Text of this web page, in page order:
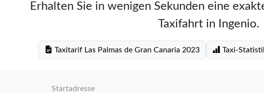
Erhalten Sie in wenigen Sekunden eine
Taxifahrt in Ingenio.
Taxitarif Las Palmas de Gran Canaria 2023 Taxi-
Startadresse